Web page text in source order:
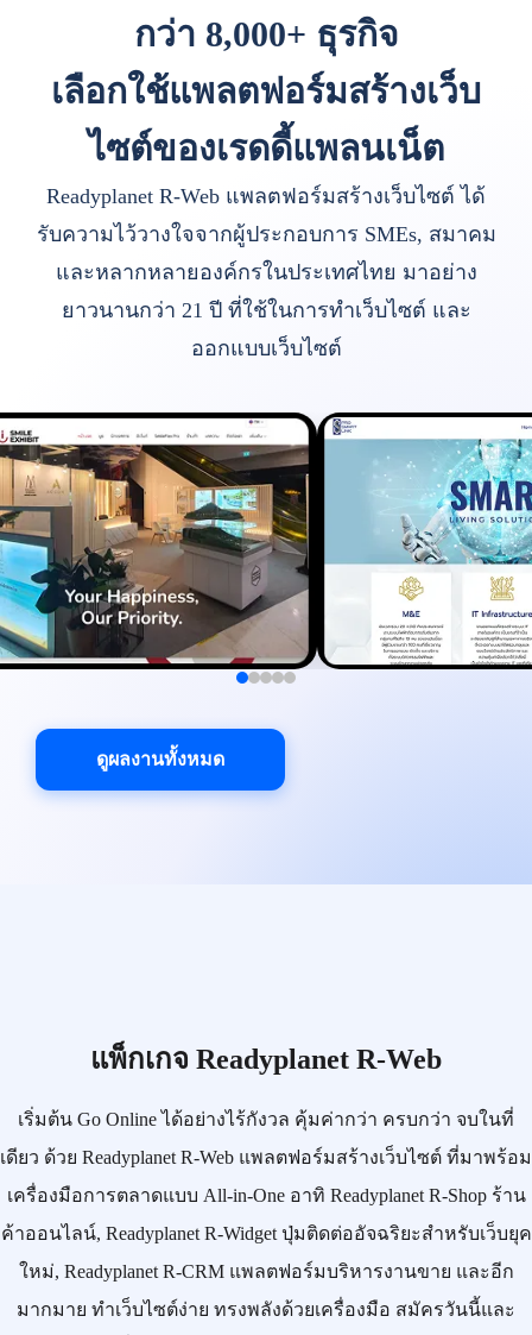
กว่า 8,000+ ธุรกิจ
เลือกใช้แพลตฟอร์มสร้างเว็บ
ไซต์ของเรดดี้แพลนเน็ต
Readyplanet R-Web แพลตฟอร์มสร้างเว็บไซต์ ได้
รับความไว้วางใจจากผู้ประกอบการ SMEs, สมาคม
และหลากหลายองค์กรในประเทศไทย มาอย่าง
ยาวนานกว่า 21 ปี ที่ใช้ในการทำเว็บไซต์ และ
ออกแบบเว็บไซต์
ดูผลงานทั้งหมด
แพ็กเกจ Readyplanet R-Web
เริ่มต้น Go Onlineได้อย่างไร้กังวล คุ้มค่ากว่า ครบกว่า จบในที่
เดียว ด้วย Readyplanet R-Web แพลตฟอร์มสร้างเว็บไซต์ ที่มาพร้อม
เครื่องมือการตลาดแบบ All-in-Oneอาทิ Readyplanet R-Shopร้าน
ค้าออนไลน์, Readyplanet R-Widgetปุ่มติดต่ออัจฉริยะสำหรับเว็บยุค
ใหม่, Readyplanet R-CRMแพลตฟอร์มบริหารงานขาย และอีก
มากมาย ทำเว็บไซต์ง่าย ทรงพลังด้วยเครื่องมือ สมัครวันนี้และ